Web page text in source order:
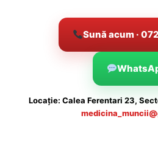
Sună acum ·
Locație: Calea Ferentari 23,